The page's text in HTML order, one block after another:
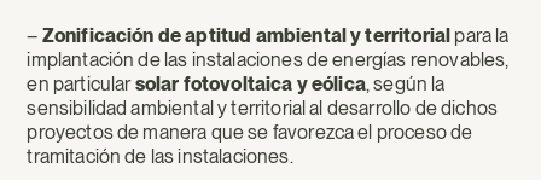
– Zonificación de aptitud ambiental y territorial para la
implantación de las instalaciones de energías renovables,
en particularsolar fotovoltaica y eólica, según la
sensibilidad ambiental y territorial al desarrollo de dichos
proyectos de manera que se favorezca el proceso de
tramitación de las instalaciones.